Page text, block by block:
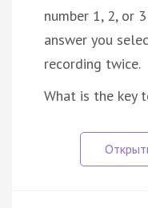
number 1, 2, or
answer you
recording twice.
What is the key